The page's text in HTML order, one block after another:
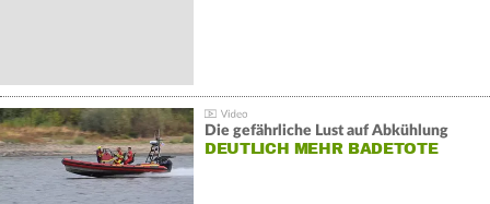
Die gefährliche Lust auf Abkühlung
DEUTLICH MEHR BADETOTE